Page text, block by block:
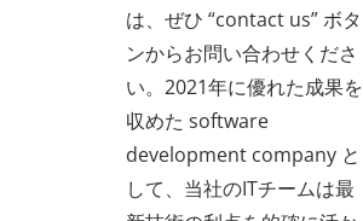
は、ぜひ “contact us” ボタ
ンからお問い合わせくださ
い。2021年に優れた成果を
収めた software
development company と
して、当社のITチームは最